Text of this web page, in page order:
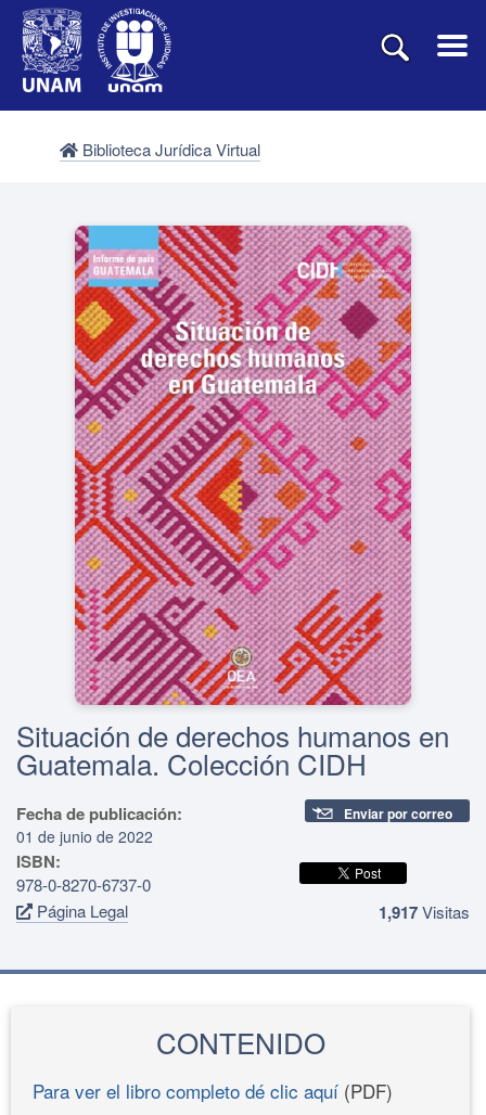
Biblioteca Jurídica Virtual
Situación de derechos humanos en
Guatemala. Colección CIDH
Fecha de publicación:
01 de junio de 2022
ISBN:
978-0-8270-6737-0
Página Legal
Enviar por correo
1,917Visitas
CONTENIDO
Para ver el libro completo dé clic aquí (PDF)